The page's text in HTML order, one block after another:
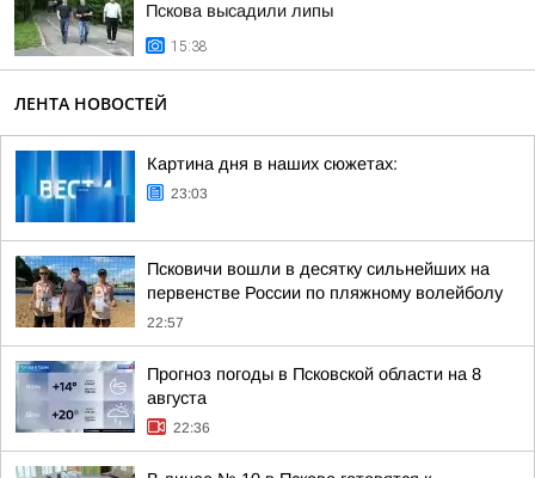
Пскова высадили липы
15:38
ЛЕНТА НОВОСТЕЙ
Картина дня в наших сюжетах:
23:03
Псковичи вошли в десятку сильнейших на
первенстве России по пляжному волейболу
22:57
Прогноз погоды в Псковской области на 8
августа
22:36